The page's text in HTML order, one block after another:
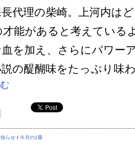
代理の柴崎。上河内は
才能があると考えている
を加え、さらにパワー
の醍醐味をたっぷり味
知らせ / 今月の1冊